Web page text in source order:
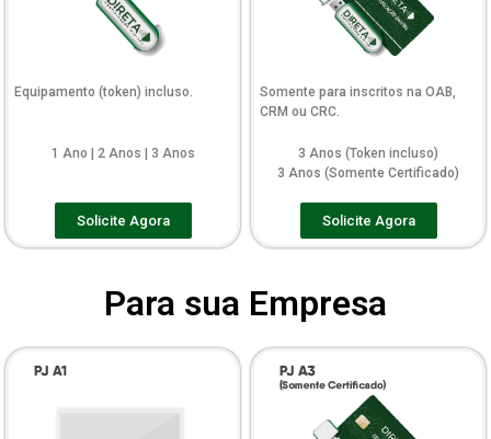
Equipamento (token) incluso.
1 Ano | 2 Anos | 3 Anos
Solicite Agora
Somente para inscritos na OAB,
CRM ou CRC.
3 Anos (Token incluso)
3 Anos (Somente Certificado)
Solicite Agora
Para sua Empresa